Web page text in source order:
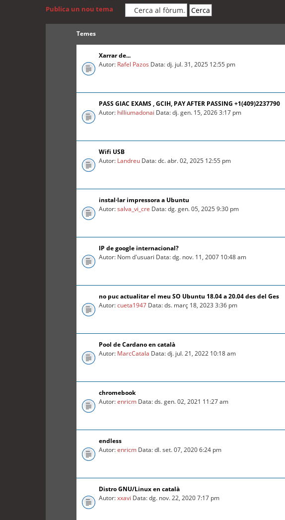
Publica un nou tema
Temes
Xarrar de...
Autor: Rafel Pazos Data: dj. jul. 31, 2025 12:55 pm
PASS GIAC EXAMS , GCIH, PAY AFTER PASSING +1(409)2237790
Autor: hilliumadonai Data: dj. gen. 15, 2026 3:17 pm
Wifi USB
Autor: Landreu Data: dc. abr. 02, 2025 12:55 pm
instal·lar impressora a Ubuntu
Autor:salva_vi_cre Data: dg. gen. 05, 2025 9:30 pm
IP de google internacional?
Autor: Nom d'usuari Data: dg. nov. 11, 2007 10:48 am
no puc actualitar el meu SO Ubuntu 18.04 a 20.04 des del Ges
Autor:cueta1947 Data: ds. març 18, 2023 3:36 pm
Pool de Cardano en català
Autor: MarcCatala Data: dj. jul. 21, 2022 10:18 am
chromebook
Autor:enricm Data: ds. gen. 02, 2021 11:27 am
endless
Autor:enricm Data: dl. set. 07, 2020 6:24 pm
Distro GNU/Linux en català
Autor:xxavi Data: dg. nov. 22, 2020 7:17 pm